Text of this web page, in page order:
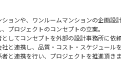
ションや、ワンルームマンションの企画設
プロジェクトのコンセプトの立案。
してコンセプトを外部の設計事務所に依
と連携し、品質・コスト・スケジュールを
と連携を行い、プロジェクトを推進頂きま